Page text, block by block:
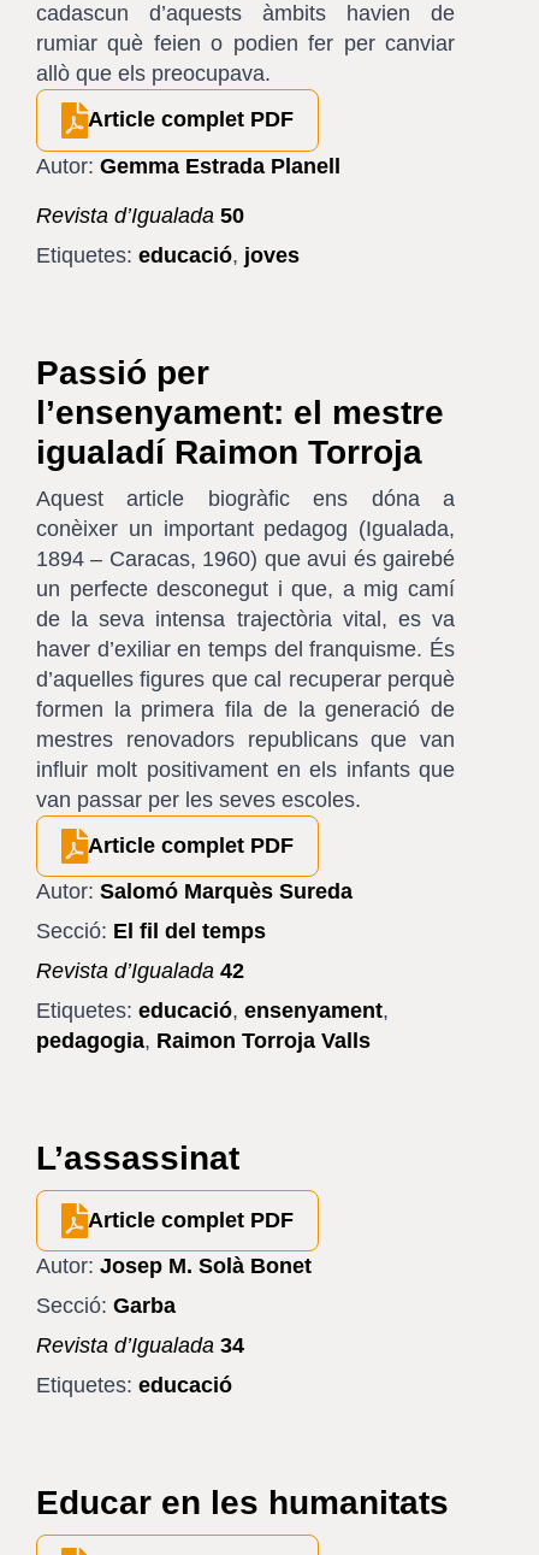
cadascun d’aquests àmbits havien de
rumiar què feien o podien fer per canviar
allò que els preocupava.
Article complet PDF
Autor: Gemma Estrada Planell
Revista d’Igualada 50
Etiquetes: educació, joves
Passió per
l’ensenyament: el mestre
igualadí Raimon Torroja
Aquest article biogràfic ens dóna a
conèixer un important pedagog (Igualada,
1894 – Caracas, 1960) que avui és gairebé
un perfecte desconegut i que, a mig camí
de la seva intensa trajectòria vital, es va
haver d’exiliar en temps del franquisme. És
d’aquelles figures que cal recuperar perquè
formen la primera fila de la generació de
mestres renovadors republicans que van
influir molt positivament en els infants que
van passar per les seves escoles.
Article complet PDF
Autor: Salomó Marquès Sureda
Secció: El fil del temps
Revista d’Igualada 42
Etiquetes: educació, ensenyament,
pedagogia, Raimon Torroja Valls
L’assassinat
Article complet PDF
Autor: Josep M. Solà Bonet
Secció: Garba
Revista d’Igualada 34
Etiquetes: educació
Educar en les humanitats